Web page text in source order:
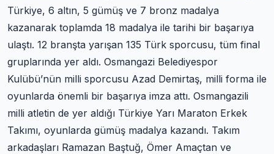
Türkiye, 6 altın, 5 gümüş ve 7 bronz madalya
kazanarak toplamda 18 madalya ile tarihi bir başarıya
ulaştı. 12 branşta yarışan 135 Türk sporcusu, tüm final
gruplarında yer aldı. Osmangazi Belediyespor
Kulübü’nün milli sporcusu Azad Demirtaş, milli forma ile
oyunlarda önemli bir başarıya imza attı. Osmangazili
milli atletin de yer aldığı Türkiye Yarı Maraton Erkek
Takımı, oyunlarda gümüş madalya kazandı. Takım
arkadaşları Ramazan Baştuğ, Ömer Amaçtan ve